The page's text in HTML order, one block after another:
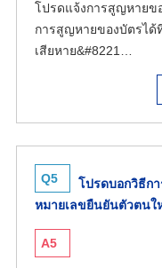
โปรดแจ้งการสูญหาย
การสูญหายของบัตรได้
เสียหาย&#8221…
Q5
โปรดบอกวิธีก
หมายเลขยืนยันตัวตนใ
A5